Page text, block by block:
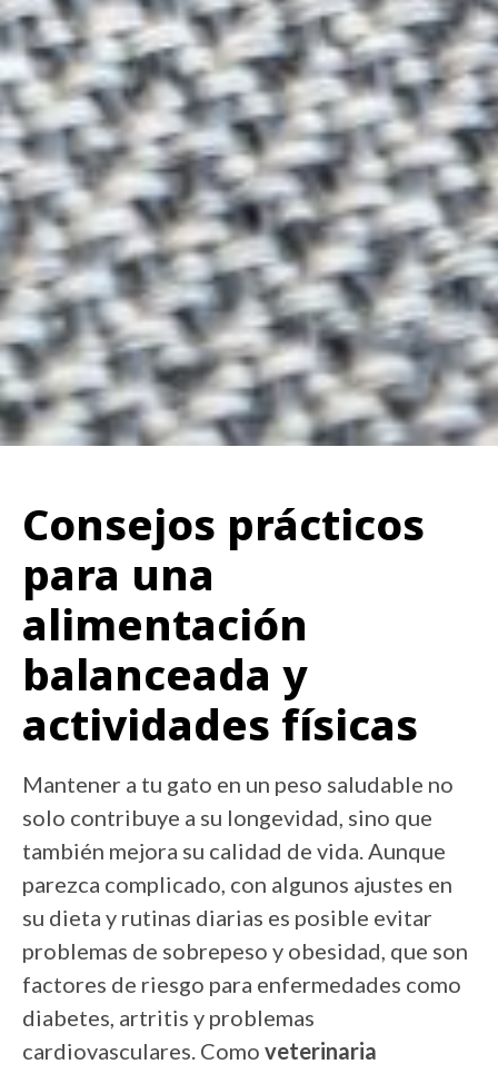
Consejos prácticos
para una
alimentación
balanceada y
actividades físicas
Mantener a tu gato en un peso saludable no
solo contribuye a su longevidad, sino que
también mejora su calidad de vida. Aunque
parezca complicado, con algunos ajustes en
su dieta y rutinas diarias es posible evitar
problemas de sobrepeso y obesidad, que son
factores de riesgo para enfermedades como
diabetes, artritis y problemas
cardiovasculares. Como veterinaria